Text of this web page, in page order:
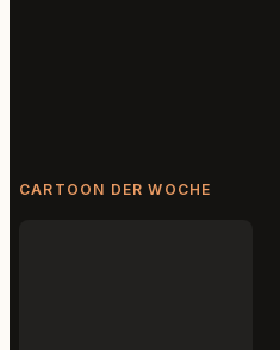
CARTOON DER WOCHE